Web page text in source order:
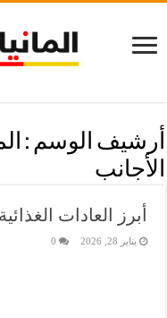
أرشيف الوسم :
الأجانب
أبرز العادات
يناير 28, 2026 0